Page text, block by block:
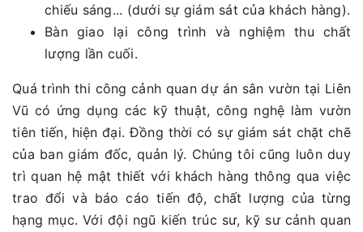
chiếu sáng... (dưới sự giám sát của khách hàng).
Bàn giao lại công trình và nghiệm thu chất
lượng lần cuối.
Quá trình thi công cảnh quan dự án sân vườn tại Liên
Vũ có ứng dụng các kỹ thuật, công nghệ làm vườn
tiên tiến, hiện đại. Đồng thời có sự giám sát chặt chẽ
của ban giám đốc, quản lý. Chúng tôi cũng luôn duy
trì quan hệ mật thiết với khách hàng thông qua việc
trao đổi và báo cáo tiến độ, chất lượng của từng
hạng mục. Với đội ngũ kiến trúc sư, kỹ sư cảnh quan